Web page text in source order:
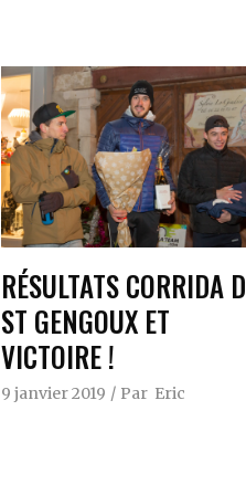
RÉSULTATS CORRIDA
ST GENGOUX ET
VICTOIRE !
9 janvier 2019 Par Eric